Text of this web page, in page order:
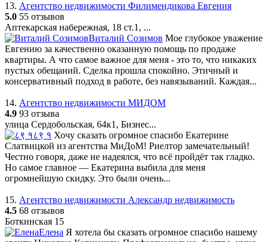
13. Агентство недвижимости Филимендикова Евгения
5.0 55 отзывов
Аптекарская набережная, 18 ст.1, ...
Виталий Созимов Мое глубокое уважение
Евгению за качественно оказанную помощь по продаже
квартиры. А что самое важное для меня - это то, что никаких
пустых обещаний. Сделка прошла спокойно. Этичный и
консервативный подход в работе, без навязываний. Каждая...
14. Агентство недвижимости МИДОМ
4.9 93 отзыва
улица Сердобольская, 64к1, Бизнес...
८९ १ Хочу сказать огромное спасибо Екатерине
Слатвицкой из агентства МиДоМ! Риелтор замечательный!
Честно говоря, даже не надеялся, что всё пройдёт так гладко.
Но самое главное — Екатерина выбила для меня
огромнейшую скидку. Это были очень...
15. Агентство недвижимости Александр недвижимость
4.5 68 отзывов
Боткинская 15
Елена Я хотела бы сказать огромное спасибо нашему